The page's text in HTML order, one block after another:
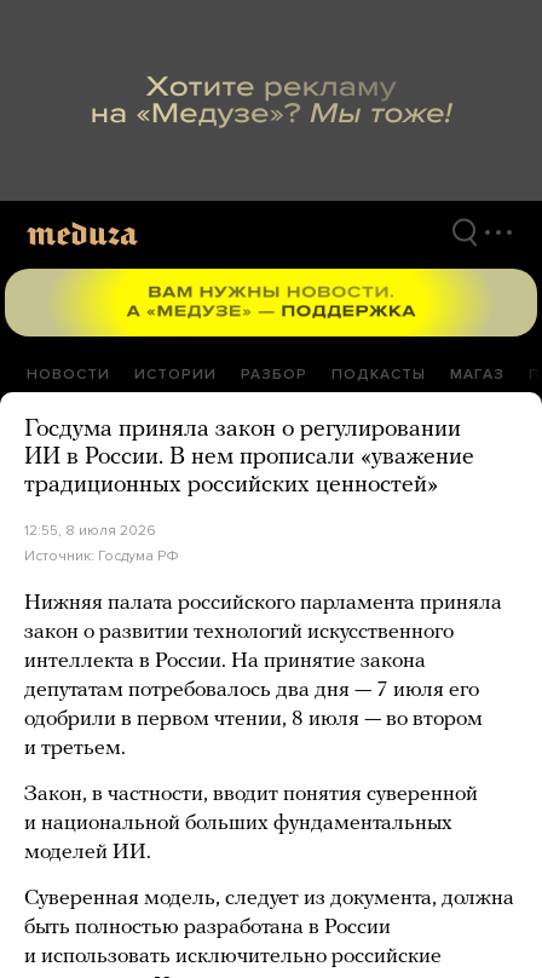
НОВОСТИ ИСТОРИИ РАЗБОР ПОДКАСТЫ МАГАЗ
Госдума приняла закон о регулировании
ИИ в России. В нем прописали «уважение
традиционных российских ценностей»
12:55, 8 июля 2026
Источник: Госдума РФ
Нижняя палата российского парламента приняла
закон о развитии технологий искусственного
интеллекта в России. На принятие закона
депутатам потребовалось два дня — 7 июля его
одобрили в первом чтении, 8 июля — во втором
и третьем.
Закон, в частности, вводит понятия суверенной
и национальной больших фундаментальных
моделей ИИ.
Суверенная модель, следует из документа, должна
быть полностью разработана в России
и использовать исключительно российские